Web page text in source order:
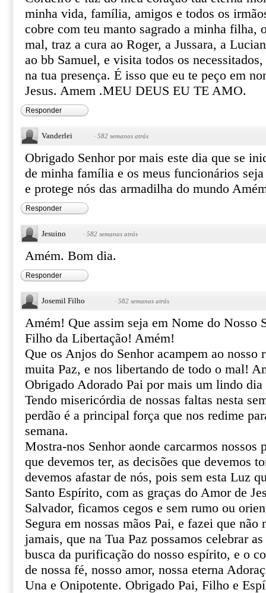
minha vida, família, amigos e todos os
cobre com teu manto sagrado a minha filha,
mal, traz a cura ao Roger, a Jussara, a
ao bb Samuel, e visita todos os
na tua presença. É isso que eu te peço em
Jesus. Amem .MEU DEUS EU TE AMO.
Responder
Vanderlei · 582 semanas atrás
Obrigado Senhor por mais este dia que se
de minha família e os meus funcionários
e protege nós das armadilha do mundo
Responder
Jesuino · 582 semanas atrás
Amém. Bom dia.
Responder
Josemil Filho · 582 semanas atrás
Amém! Que assim seja em Nome do Nosso
Filho da Libertação! Amém!
Que os Anjos do Senhor acampem ao nosso
muita Paz, e nos libertando de todo o mal!
Obrigado Adorado Pai por mais um lindo dia
Tendo misericórdia de nossas faltas nesta
perdão é a principal força que nos redime
semana.
Mostra-nos Senhor aonde carcarmos nossos
que devemos ter, as decisões que devemos
devemos afastar de nós, pois sem esta Luz
Santo Espírito, com as graças do Amor de
Salvador, ficamos cegos e sem rumo ou
Segura em nossas mãos Pai, e fazei que não
jamais, que na Tua Paz possamos celebrar
busca da purificação do nosso espírito, e o
de nossa fé, nosso amor, nossa eterna
Una e Onipotente. Obrigado Pai, Filho e